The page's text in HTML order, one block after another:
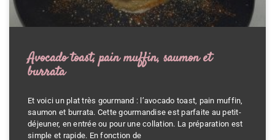
Avocado toast, pain muffin, saumon et
burrata
Et voici un plat très gourmand : l’avocado toast, pain muffin,
saumon et burrata. Cette gourmandise est parfaite au petit-
déjeuner, en entrée ou pour une collation. La préparation est
simple et rapide. En fonction de